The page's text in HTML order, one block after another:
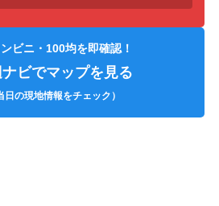
ビニ・100均を即確認！
ビでマップを見る
日の現地情報をチェック）